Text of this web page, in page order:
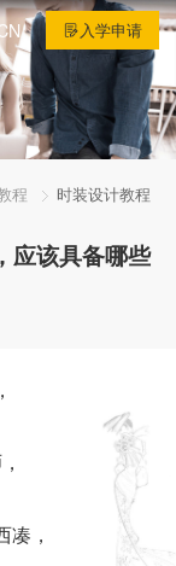
入学申请
程 时装设计教程
应该具备哪些
，